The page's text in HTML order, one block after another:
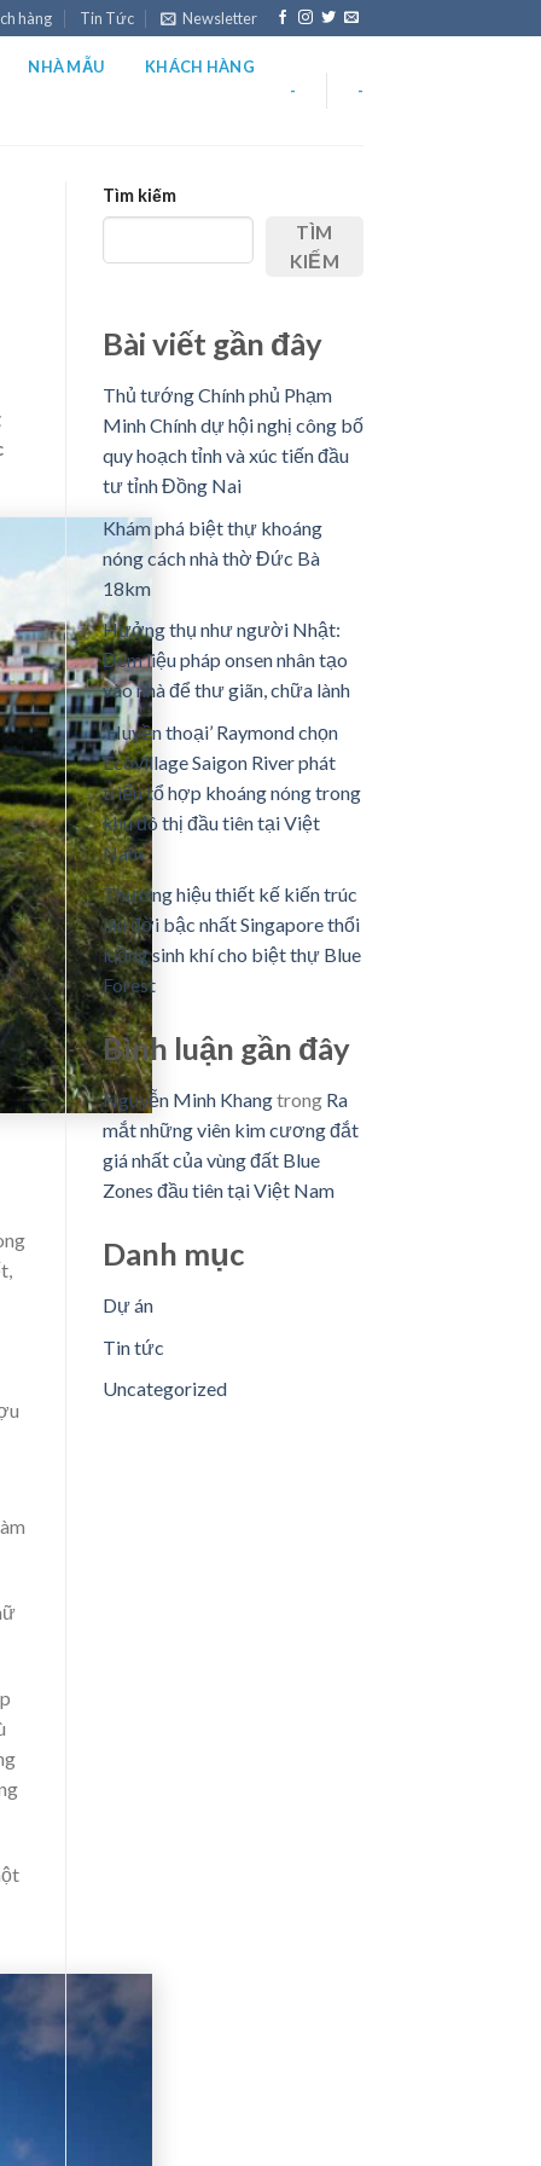
hàng Tin Tức Newsletter
NHÀ MẪU
KHÁCH HÀNG
-
-
Tìm kiếm
TÌM
KIẾM
Bài viết gần đây
Thủ tướng Chính phủ Phạm
Minh Chính dự hội nghị công bố
quy hoạch tỉnh và xúc tiến đầu
tư tỉnh Đồng Nai
Khám phá biệt thự khoáng
nóng cách nhà thờ Đức Bà
18km
Hưởng thụ như người Nhật:
Đem liệu pháp onsen nhân tạo
vào nhà để thư giãn, chữa lành
‘Huyền thoại’ Raymond chọn
Ecovillage Saigon River phát
triển tổ hợp khoáng nóng trong
khu đô thị đầu tiên tại Việt
Nam
Thương hiệu thiết kế kiến trúc
lâu đời bậc nhất Singapore thổi
luồng sinh khí cho biệt thự Blue
Forest
Bình luận ​​gần đây
Nguyễn Minh Khangtrong Ra
mắt những viên kim cương đắt
giá nhất của vùng đất Blue
Zones đầu tiên tại Việt Nam
Danh mục
Dự án
Tin tức
Uncategorized